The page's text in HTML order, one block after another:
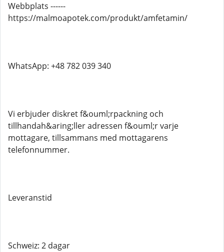
Webbplats ------
https://malmoapotek.com/produkt/amfetamin/
WhatsApp: +48 782 039 340
Vi erbjuder diskret f&ouml;rpackning och
tillhandah&aring;ller adressen f&ouml;r varje
mottagare, tillsammans med mottagarens
telefonnummer.
Leveranstid
Schweiz: 2 dagar